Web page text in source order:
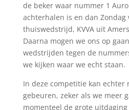
de beker waar nummer 1
achterhalen is en dan Zondag
thuiswedstrijd, KVVA uit
Daarna mogen we ons op
wedstrijden tegen de
we kijken waar we echt staan.
In deze competitie kan echter
gebeuren, zeker als we meer
momenteel de grote